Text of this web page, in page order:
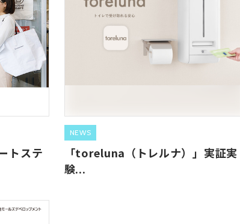
トステ
NEWS
「toreluna（トレルナ）」実証実
験...